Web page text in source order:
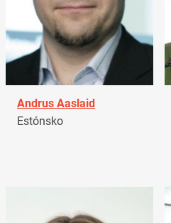
Andrus Aaslaid
Estónsko